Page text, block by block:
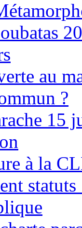
au
?
15
à la